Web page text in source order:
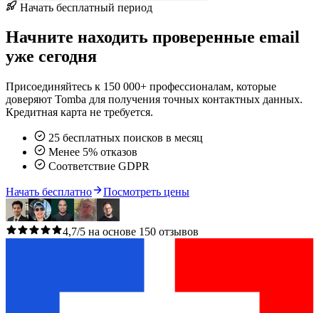
Начать бесплатный период
Начните находить проверенные email
уже сегодня
Присоединяйтесь к 150 000+ профессионалам, которые
доверяют Tomba для получения точных контактных данных.
Кредитная карта не требуется.
25 бесплатных поисков в месяц
Менее 5% отказов
Соответствие GDPR
Начать бесплатно Посмотреть цены
4,7/5 на основе 150 отзывов